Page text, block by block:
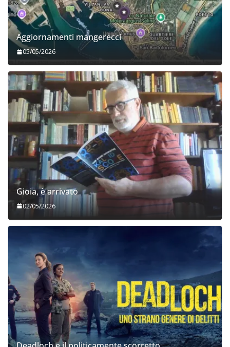
Aggiornamenti mangerecci
05/05/2026
Gioia, è arrivato
02/05/2026